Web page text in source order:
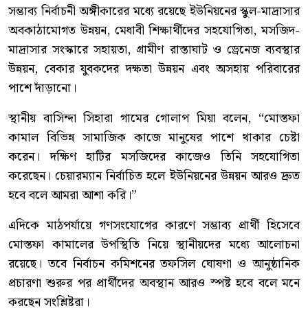
সম্ভাব্য নির্বাচনী অঙ্গীকারের মধ্যে রয়েছে ইউনিয়নের স্কুল-মাদ্রাসার
অবকাঠামোগত উন্নয়ন, মেধাবী শিক্ষার্থীদের সহযোগিতা, মসজিদ-
মাদ্রাসার সংস্কারে সহায়তা, গ্রামীণ রাস্তাঘাট ও ড্রেনেজ ব্যবস্থার
উন্নয়ন, বেকার যুবকদের দক্ষতা উন্নয়ন এবং অসহায় পরিবারের
পাশে দাঁড়ানো।
স্থানীয় বাসিন্দা সিহারা গামের গোলাপ মিয়া বলেন, “মোস্তফা
কামাল বিভিন্ন সামাজিক কাজে মানুষের পাশে থাকার চেষ্টা
করেন। দক্ষিণ হাটির মসজিদের কাজেও তিনি সহযোগিতা
করেছেন। চেয়ারম্যান নির্বাচিত হলে ইউনিয়নের উন্নয়ন আরও দ্রুত
হবে বলে আমরা আশা করি।”
এদিকে মাঠপর্যায়ে গণসংযোগের কারণে সম্ভাব্য প্রার্থী হিসেবে
মোস্তফা কামালের উপস্থিতি নিয়ে স্থানীয়দের মধ্যে আলোচনা
রয়েছে। তবে নির্বাচন কমিশনের তফসিল ঘোষণা ও আনুষ্ঠানিক
প্রচারণা শুরুর পর প্রার্থীদের অবস্থান আরও স্পষ্ট হবে বলে মনে
করছেন সংশ্লিষ্টরা।